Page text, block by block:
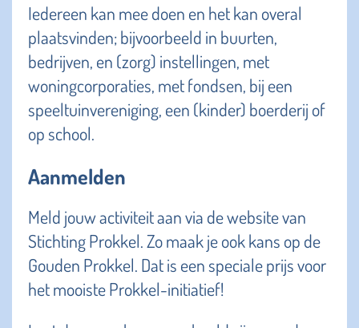
Iedereen kan mee doen en het kan overal
plaatsvinden; bijvoorbeeld in buurten,
bedrijven, en (zorg) instellingen, met
woningcorporaties, met fondsen, bij een
speeltuinvereniging, een (kinder) boerderij of
op school.
Aanmelden
Meld jouw activiteit aan via de website van
Stichting Prokkel. Zo maak je ook kans op de
Gouden Prokkel. Dat is een speciale prijs voor
het mooiste Prokkel-initiatief!